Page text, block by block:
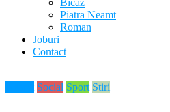
Bicaz
Piatra Neamt
Roman
Joburi
Contact
Social Sport Stiri